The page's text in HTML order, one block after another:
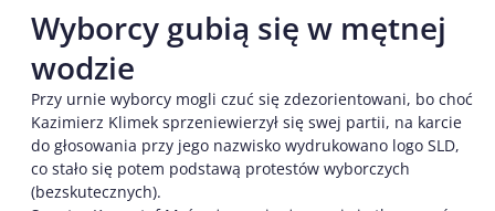
Wyborcy gubią się w mętnej
wodzie
Przy urnie wyborcy mogli czuć się zdezorientowani, bo choć
Kazimierz Klimek sprzeniewierzył się swej partii, na karcie
do głosowania przy jego nazwisko wydrukowano logo SLD,
co stało się potem podstawą protestów wyborczych
(bezskutecznych).